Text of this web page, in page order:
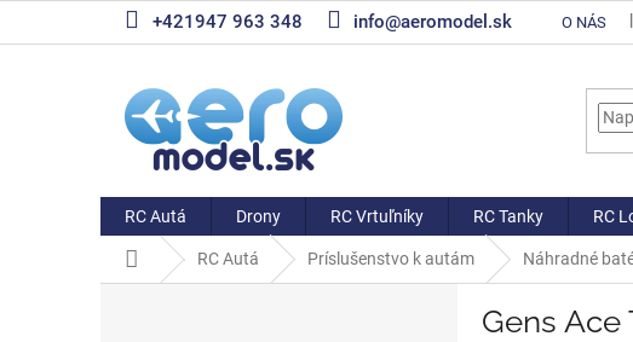
+421947 963 348 info@aeromodel.sk O NÁS
RC Autá Drony RC Vrtuľníky RC Tanky RC
DomovRC Autá Príslušenstvo k autám Náhradné
Gens Ace